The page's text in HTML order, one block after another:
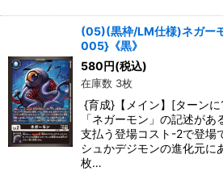
(05)(黒枠/LM仕様)ネガー
005}《黒》
580 円(税込)
在庫数 3枚
{育成}【メイン】[ターンに
「ネガーモン」の記述が
支払う登場コスト-2で登場
シュかデジモンの進化元に
枚…